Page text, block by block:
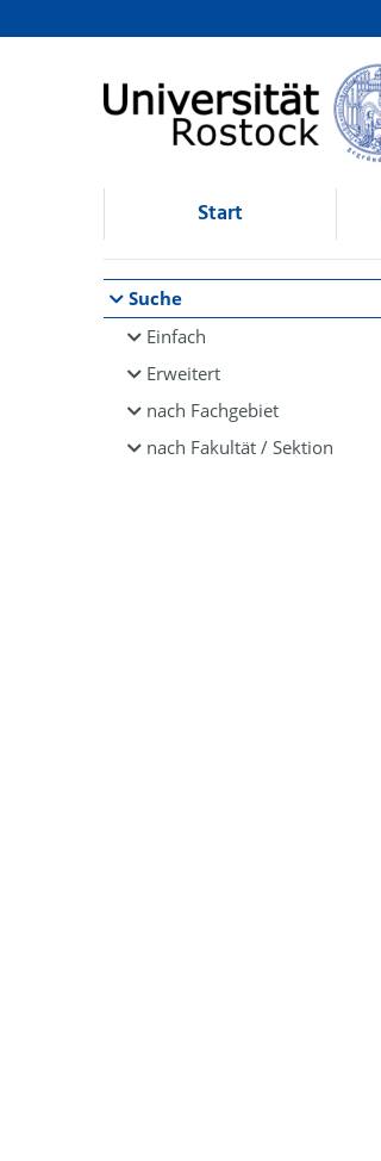
Browsen
direkt zum Inhalt
Start
Suche
Einfach
Erweitert
nach Fachgebiet
nach Fakultät / Sektion